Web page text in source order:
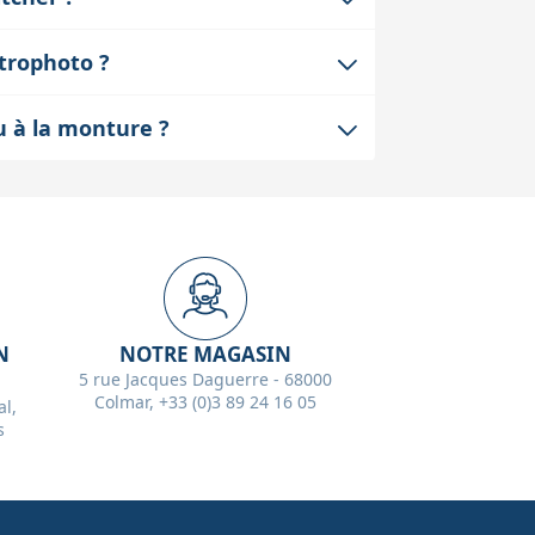
il est préférable de contacter le
sûr.
?
traînées d’étoiles.
à la monture ?
NOTRE MAGASIN
5 rue Jacques Daguerre - 68000
Colmar, +33 (0)3 89 24 16 05